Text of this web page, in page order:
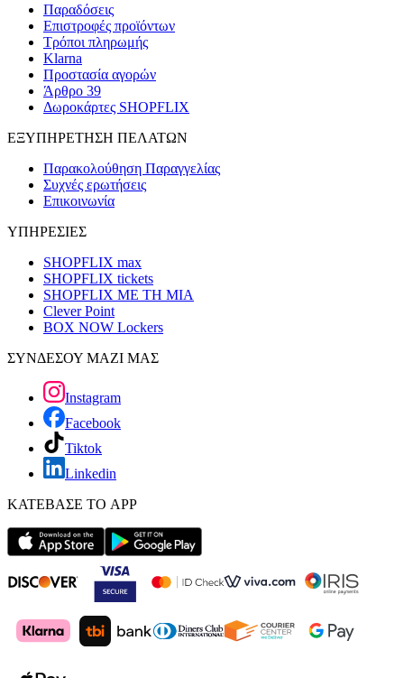
Παραδόσεις
Επιστροφές προϊόντων
Τρόποι πληρωμής
Klarna
Προστασία αγορών
Άρθρο 39
Δωροκάρτες SHOPFLIX
ΕΞΥΠΗΡΕΤΗΣΗ ΠΕΛΑΤΩΝ
Παρακολούθηση Παραγγελίας
Συχνές ερωτήσεις
Επικοινωνία
ΥΠΗΡΕΣΙΕΣ
SHOPFLIX max
SHOPFLIX tickets
SHOPFLIX ΜΕ ΤΗ ΜΙΑ
Clever Point
BOX NOW Lockers
ΣΥΝΔΕΣΟΥ ΜΑΖΙ ΜΑΣ
Instagram
Facebook
Tiktok
Linkedin
ΚΑΤΕΒΑΣΕ ΤΟ APP